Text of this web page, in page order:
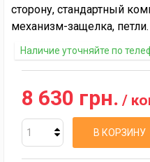
сторону, стандартный
механизм-защелка, петли.
Наличие уточняйте по
8 630 грн. /
В КОРЗИНУ